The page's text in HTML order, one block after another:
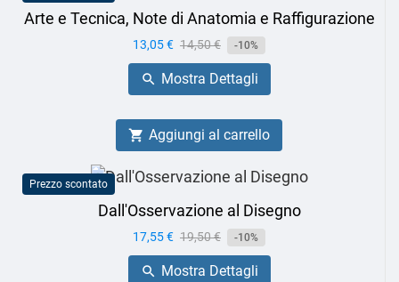
Arte e Tecnica, Note di Anatomia e Raffigurazione
Prezzo
13,05 € Prezzo
base
14,50 € -10%
 Mostra Dettagli
 Aggiungi al carrello
Prezzo scontato
Dall'Osservazione al Disegno
Prezzo
17,55 € Prezzo
base
19,50 € -10%
 Mostra Dettagli